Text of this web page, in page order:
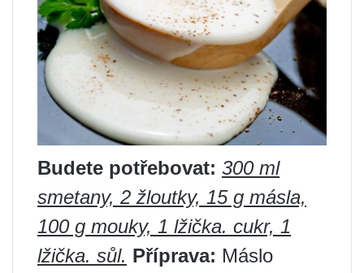
Budete potřebovat: 300 ml
smetany, 2 žloutky, 15 g másla,
100 g mouky, 1 lžička. cukr, 1
lžička. sůl. Příprava: Máslo